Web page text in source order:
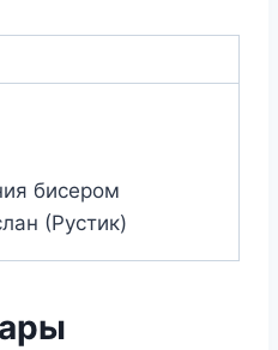
бисером
(Рустик)